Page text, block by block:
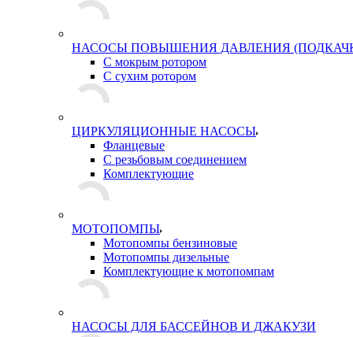
НАСОСЫ ПОВЫШЕНИЯ ДАВЛЕНИЯ
С мокрым ротором
С сухим ротором
ЦИРКУЛЯЦИОННЫЕ НАСОСЫ
Фланцевые
С резьбовым соединением
Комплектующие
МОТОПОМПЫ
Мотопомпы бензиновые
Мотопомпы дизельные
Комплектующие к мотопомпам
НАСОСЫ ДЛЯ БАССЕЙНОВ И ДЖАКУЗИ